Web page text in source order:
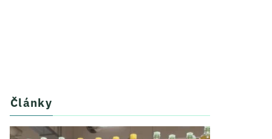
Články